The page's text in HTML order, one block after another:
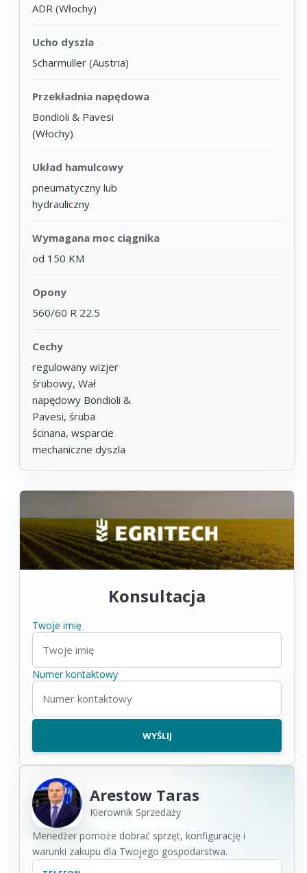
ADR (Włochy)
Ucho dyszla
Scharmuller (Austria)
Przekładnia napędowa
Bondioli & Pavesi
(Włochy)
Układ hamulcowy
pneumatyczny lub
hydrauliczny
Wymagana moc ciągnika
od 150 KM
Opony
560/60 R 22.5
Cechy
regulowany wizjer
śrubowy, Wał
napędowy Bondioli &
Pavesi, śruba
ścinana, wsparcie
mechaniczne dyszla
Konsultacja
Twoje imię
Numer kontaktowy
Arestow Taras
Kierownik Sprzedaży
Menedżer pomoże dobrać sprzęt, konfigurację i
warunki zakupu dla Twojego gospodarstwa.